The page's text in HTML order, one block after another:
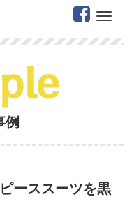
例
ーススーツを黒